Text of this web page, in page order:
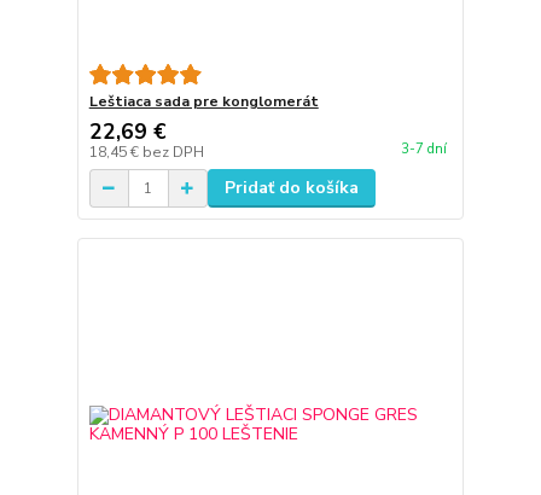
Leštiaca sada pre konglomerát
22,69 €
18,45 € bez DPH 3-7 dní
Pridať do košíka